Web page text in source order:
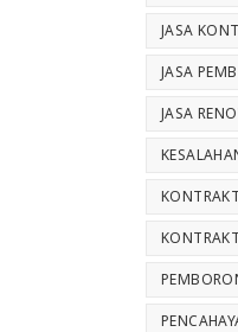
JASA
JASA
JASA